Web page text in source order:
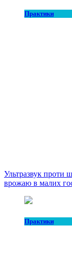
Практики
Ультразвук проти
врожаю в малих
Практики